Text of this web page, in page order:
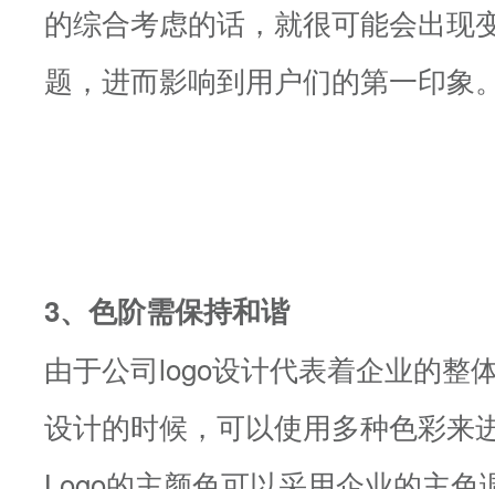
的综合考虑的话，就很可能会出现
题，进而影响到用户们的第一印象
3、色阶需保持和谐
由于公司logo设计代表着企业的整
设计的时候，可以使用多种色彩来